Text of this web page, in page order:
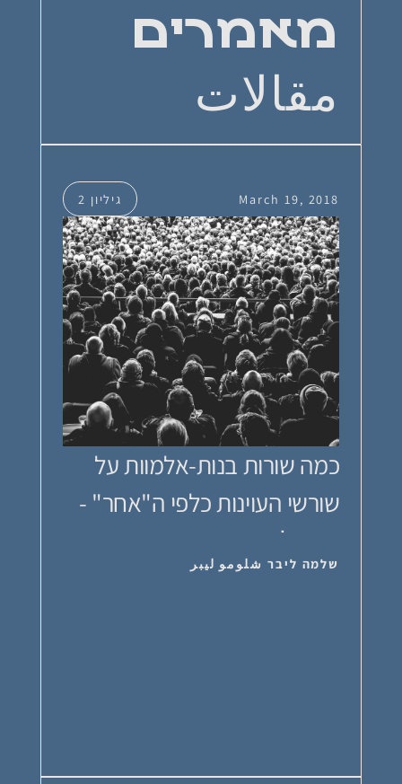
מאמרים
مقالات
March 19, 2018 גיליון 2
כמה שורות בנות-אלמוות על
שורשי העוינות כלפי ה"אחר" -
بعض ا...
שלמה ליבר شلومو ليبر